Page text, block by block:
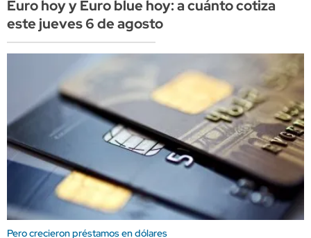
Euro hoy y Euro blue hoy: a cuánto cotiza
este jueves 6 de agosto
Pero crecieron préstamos en dólares